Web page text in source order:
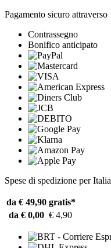
Pagamento sicuro attraverso
Contrassegno
Bonifico anticipato
Spese di spedizione per Italia
da € 49,90 gratis*
da € 0,00 € 4,90